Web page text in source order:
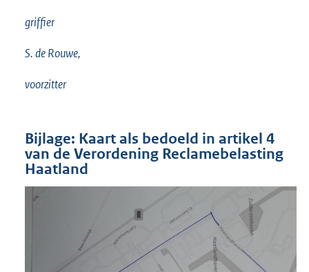
griffier
S. de Rouwe,
voorzitter
Bijlage: Kaart als bedoeld in artikel 4
van de Verordening Reclamebelasting
Haatland